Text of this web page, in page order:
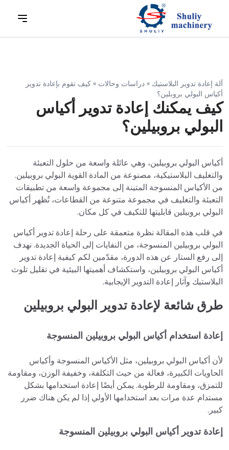
آلة إعادة تدوير البلاستيك » دراسات وحالات » كيف تقوم بإعادة تدوير
أكياس البولي بروبلين؟
كيف يمكنك إعادة تدوير أكياس
البولي بروبيلين؟
أكياس البولي بروبيلين، وهي عائلة واسعة من حلول التعبئة
والتغليف البلاستيكية، مصنوعة من المادة القوية البولي بروبيلين.
من الأكياس المنسوجة المتينة إلى مجموعة واسعة من تطبيقات
التعبئة والتغليف في مجموعة متنوعة من القطاعات، تُظهر أكياس
البولي بروبيلين قابليتها للتكيف في كل مكان.
في قلب هذه المقالة نظرة متعمقة على رحلة إعادة تدوير أكياس
البولي بروبيلين المنسوجة، من النفايات إلى الحياة الجديدة. نهدف
إلى رفع الستار عن هذه الدورة، مقدّمين لكم كيفية إعادة تدوير
أكياس البولي بروبيلين، واستكشاف أهميتها البيئية في تقليل تلوث
البلاستيك وآثار إعادة التدوير الإيجابية.
طرق شائعة لإعادة تدوير البولي بروبيلين
إعادة استخدام أكياس البولي بروبيلين المنسوجة
لأن أكياس البولي بروبيلين، مثل الأكياس المنسوجة وأكياس
الحاويات الكبيرة، فعالة من حيث التكلفة، وخفيفة الوزن، ومقاومة
للتمزق، ومقاومة للرطوبة. يمكن أيضًا إعادة استخدامها بشكل
مستدام عدة مرات بعد استخدامها الأولي إذا لم يكن هناك ضرر
كبير.
إعادة تدوير أكياس البولي بروبيلين المنسوجة